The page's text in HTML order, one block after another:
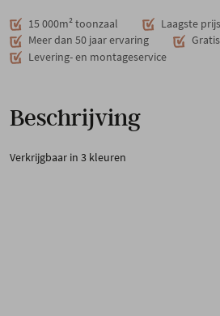
15 000m² toonzaal
Laagste
Meer dan 50 jaar ervaring
Levering- en montageservice
Beschrijving
Verkrijgbaar in 3 kleuren